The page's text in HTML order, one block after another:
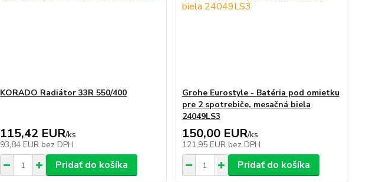
KORADO Radiátor 33R 550/400
115,42 EUR/ks
93,84 EUR bez DPH
Pridať do košíka
Grohe Eurostyle - Batéria pod omietku
pre 2 spotrebiče, mesačná biela
24049LS3
150,00 EUR/ks
121,95 EUR bez DPH
Pridať do košíka